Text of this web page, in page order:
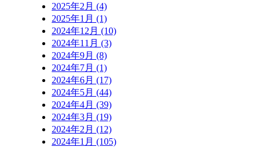
2025年2月 (4)
2025年1月 (1)
2024年12月 (10)
2024年11月 (3)
2024年9月 (8)
2024年7月 (1)
2024年6月 (17)
2024年5月 (44)
2024年4月 (39)
2024年3月 (19)
2024年2月 (12)
2024年1月 (105)